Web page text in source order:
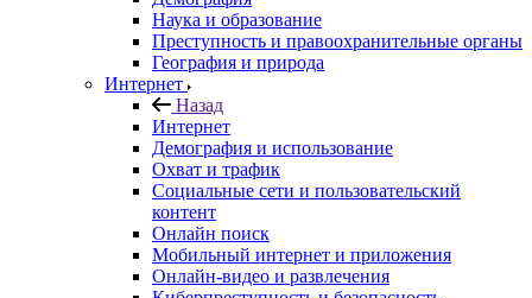
Наука и образование
Преступность и правоохранительные органы
География и природа
Интернет
Назад
Интернет
Демография и использование
Охват и трафик
Социальные сети и пользовательский
контент
Онлайн поиск
Мобильный интернет и приложения
Онлайн-видео и развлечения